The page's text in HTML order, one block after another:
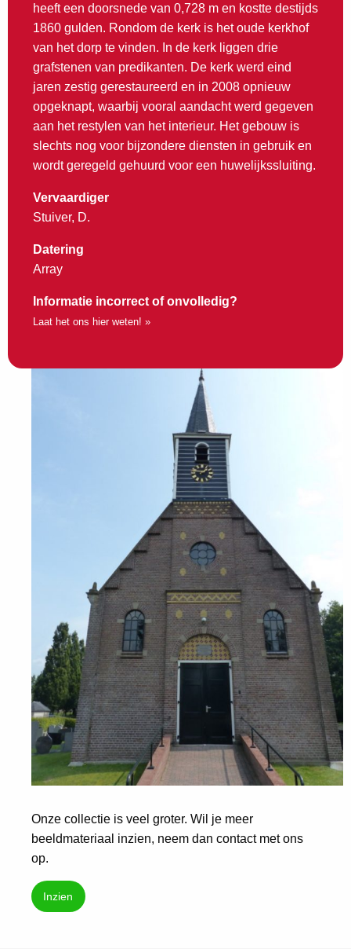
heeft een doorsnede van 0,728 m en kostte destijds
1860 gulden. Rondom de kerk is het oude kerkhof
van het dorp te vinden. In de kerk liggen drie
grafstenen van predikanten. De kerk werd eind
jaren zestig gerestaureerd en in 2008 opnieuw
opgeknapt, waarbij vooral aandacht werd gegeven
aan het restylen van het interieur. Het gebouw is
slechts nog voor bijzondere diensten in gebruik en
wordt geregeld gehuurd voor een huwelijkssluiting.
Vervaardiger
Stuiver, D.
Datering
Array
Informatie incorrect of onvolledig?
Laat het ons hier weten! »
Onze collectie is veel groter. Wil je meer
beeldmateriaal inzien, neem dan contact met ons
op.
Inzien